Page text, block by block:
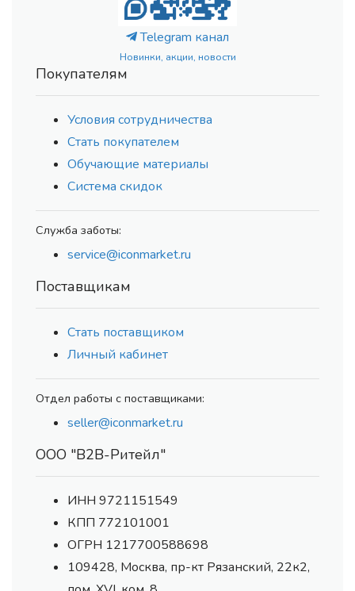
Telegram канал
Новинки, акции, новости
Покупателям
Условия сотрудничества
Стать покупателем
Обучающие материалы
Система скидок
Служба заботы:
service@iconmarket.ru
Поставщикам
Стать поставщиком
Личный кабинет
Отдел работы с поставщиками:
seller@iconmarket.ru
ООО "В2В-Ритейл"
ИНН 9721151549
КПП 772101001
ОГРН 1217700588698
109428, Москва, пр-кт Рязанский, 22к2,